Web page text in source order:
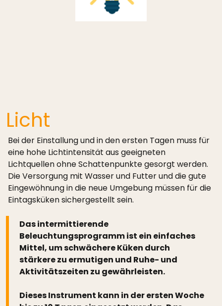
Licht
Bei der Einstallung und in den ersten Tagen muss für
eine hohe Lichtintensität aus geeigneten
Lichtquellen ohne Schattenpunkte gesorgt werden.
Die Versorgung mit Wasser und Futter und die gute
Eingewöhnung in die neue Umgebung müssen für die
Eintagsküken sichergestellt sein.
Das intermittierende
Beleuchtungsprogramm ist ein einfaches
Mittel, um schwächere Küken durch
stärkere zu ermutigen und Ruhe- und
Aktivitätszeiten zu gewährleisten.
Dieses Instrument kann in der ersten Woche